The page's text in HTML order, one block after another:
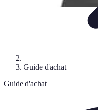
Guide d'achat
Guide d'achat